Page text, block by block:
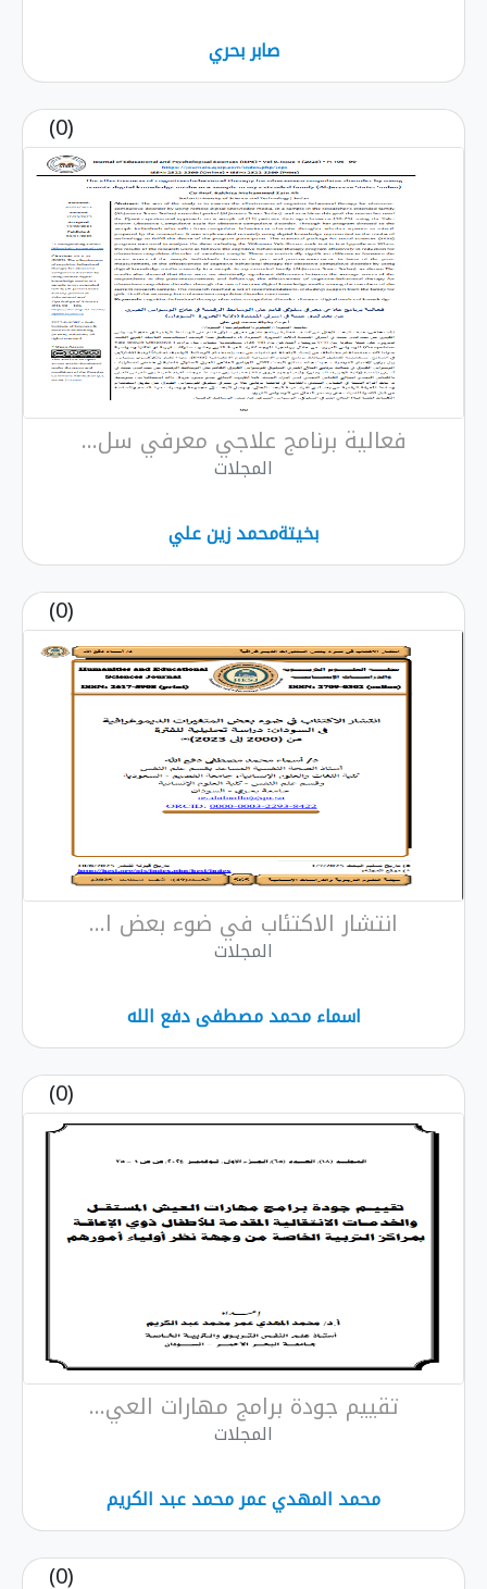
صابر بحري
(0)
فعالية برنامج علاجي معرفي سل...
المجلات
بخيتةمحمد زين علي
(0)
انتشار الاكتئاب في ضوء بعض ا...
المجلات
اسماء محمد مصطفى دفع الله
(0)
تقييم جودة برامج مهارات العي...
المجلات
محمد المهدي عمر محمد عبد الكريم
(0)